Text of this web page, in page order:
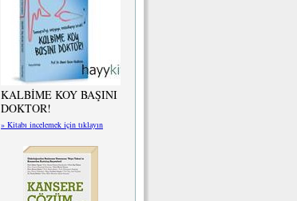
KALBİME KOY BAŞINI
DOKTOR!
» Kitabı incelemek için tıklayın